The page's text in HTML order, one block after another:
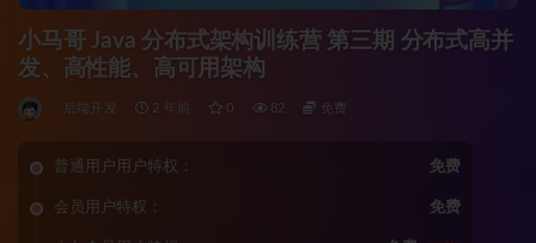
小马哥 Java 分布式架构训练营 第三期 分布式高并
发、高性能、高可用架构
后端开发 2 年前 0 82 免费
普通用户用户特权： 免费
会员用户特权： 免费